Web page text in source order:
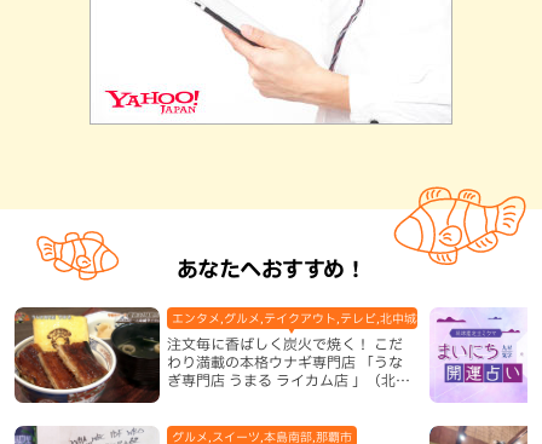
あなたへおすすめ！
注文毎に香ばしく炭火で焼く！ こだ
わり満載の本格ウナギ専門店 「うな
ぎ専門店 うまる ライカム店 」（北中
エンタメ,グルメ,テイクアウト,テレビ,北中城村,和食・日本料理,地
グルメ,スイーツ,本島南部,那覇市